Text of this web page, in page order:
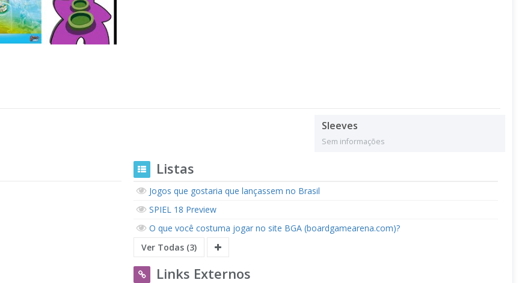
Sleeves
Sem informações
Listas
Jogos que gostaria que lançassem no Brasil
SPIEL 18 Preview
O que você costuma jogar no site BGA (boardgamearena.com)?
Ver Todas (3)
Links Externos